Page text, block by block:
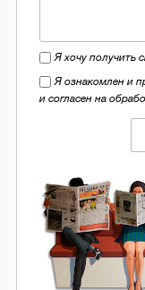
Я хочу получить
Я ознакомлен и
и согласен на